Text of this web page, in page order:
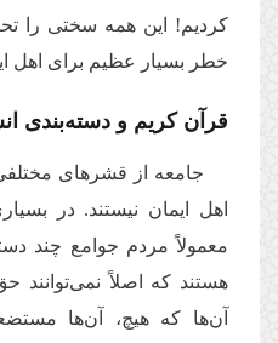
کردیم! این همه سختی را
خطر بسیار عظیم برای اهل
قرآن کریم و دسته‌بندی
جامعه از قشرهای
اهل ایمان نیستند. در
معمولاً مردم جوامع چند
هستند که اصلاً
آن‌ها که هیچ، آن‌ها